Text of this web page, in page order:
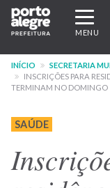
Pular
para
conteúdo
principal
MENU
INÍCIO
SECRETARIA
INSCRIÇÕES PARA
TERMINAM NO DOMINGO
SAÚDE